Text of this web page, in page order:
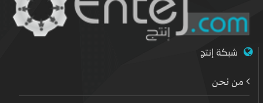
شبكة إنتج
من نحن